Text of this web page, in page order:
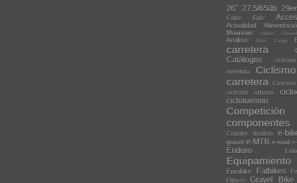
26" 27.5/650b 29er
Cape Epic
Actualidad
Mountain
Alpine
Análisis Bicis Cargo
carretera
Catálogos
aventura
carretera
Ciclismo
ciclismo urbano
cicloturismo
Competición
componentes
Country duatlón e-
gravel e-MTB e-road
Enduro
Equipamiento
Eurobike Fatbikes
Fitness
Gravel Bike